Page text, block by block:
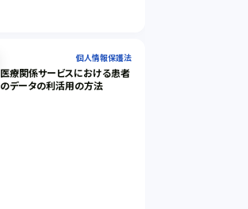
個人情報保護法
医療関係サービスにおける患者
のデータの利活用の方法